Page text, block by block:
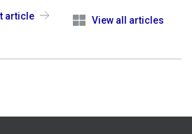
View all articles
article